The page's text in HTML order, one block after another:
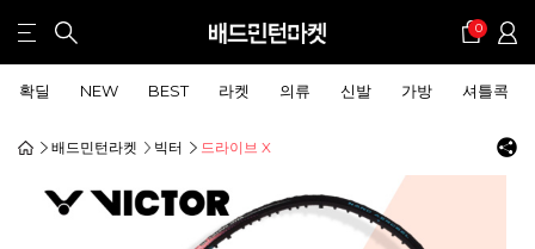
0
확딜 NEW BEST 라켓 의류 신발 가방 셔틀콕
배드민턴라켓 빅터 드라이브 X